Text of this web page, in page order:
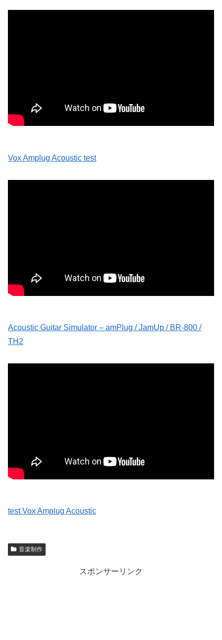
Vox Amplug Acoustic test
Acoustic Guitar Simulator – amPlug / JamUp / BR-800 /
TH2
test Vox Amplug Acoustic
音楽制作
スポンサーリンク